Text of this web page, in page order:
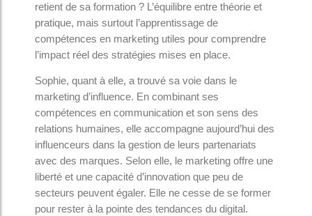
retient de sa formation ? L’équilibre entre théorie et
pratique, mais surtout l’apprentissage de
compétences en marketing utiles pour comprendre
l’impact réel des stratégies mises en place.
Sophie, quant à elle, a trouvé sa voie dans le
marketing d’influence. En combinant ses
compétences en communication et son sens des
relations humaines, elle accompagne aujourd’hui des
influenceurs dans la gestion de leurs partenariats
avec des marques. Selon elle, le marketing offre une
liberté et une capacité d’innovation que peu de
secteurs peuvent égaler. Elle ne cesse de se former
pour rester à la pointe des tendances du digital.